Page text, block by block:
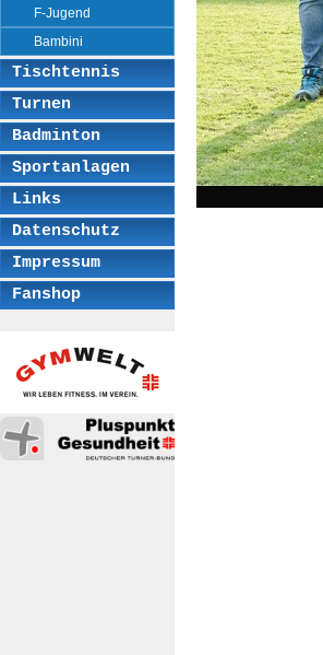
F-Jugend
Bambini
Tischtennis
Turnen
Badminton
Sportanlagen
Links
Datenschutz
Impressum
Fanshop